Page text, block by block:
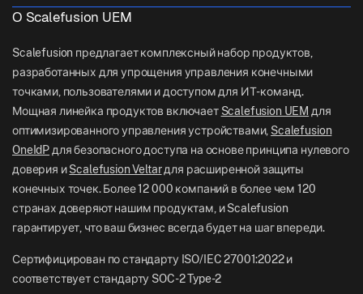
BFSI
Отдел новостей
Careers
US: +1-415-650-4500
NZ: +64-9-888-4315
India: +91-63694-45500
О Scalefusion UEM
Scalefusion предлагает комплексный набор продуктов,
разработанных для упрощения управления конечными
точками, пользователями и доступом для ИТ-команд.
Мощная линейка продуктов включает Scalefusion UEM для
оптимизированного управления устройствами, Scalefusion
OneIdP для безопасного доступа на основе принципа нулевого
доверия иScalefusion Veltarдля расширенной защиты
конечных точек. Более 12 000 компаний в более чем 120
странах доверяют нашим продуктам, и Scalefusion
гарантирует, что ваш бизнес всегда будет на шаг впереди.
Сертифицирован по стандарту ISO/IEC 27001:2022 и
соответствует стандарту SOC-2 Type-2